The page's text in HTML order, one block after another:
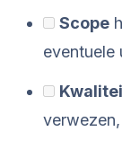
Scope
eventuele